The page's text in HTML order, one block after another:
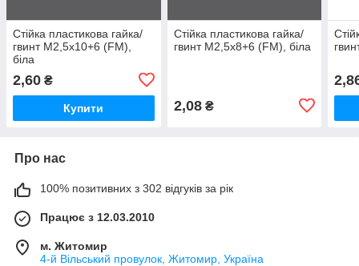
Стійка пластикова гайка/
гвинт М2,5х10+6 (FM),
біла
2,60 ₴
Купити
Стійка пластикова гайка/
гвинт М2,5х8+6 (FM), біла
2,08₴
Про нас
100% позитивних з 302 відгуків за рік
Працює з 12.03.2010
м. Житомир
4-й Вільський провулок, Житомир, Україна